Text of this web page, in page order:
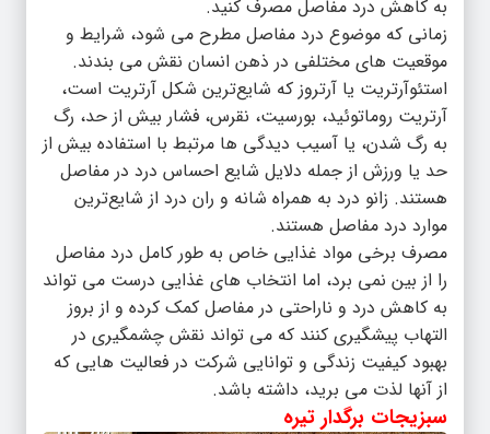
به کاهش درد مفاصل مصرف کنید.
زمانی که موضوع درد مفاصل مطرح می شود، شرایط و
موقعیت های مختلفی در ذهن انسان نقش می بندند.
استئوآرتریت یا آرتروز که شایع‌ترین شکل آرتریت است،
آرتریت روماتوئید، بورسیت، نقرس، فشار بیش از حد، رگ
به رگ شدن، یا آسیب دیدگی ها مرتبط با استفاده بیش از
حد یا ورزش از جمله دلایل شایع احساس درد در مفاصل
هستند. زانو درد به همراه شانه و ران درد از شایع‌ترین
موارد درد مفاصل هستند.
مصرف برخی مواد غذایی خاص به طور کامل درد مفاصل
را از بین نمی برد، اما انتخاب های غذایی درست می تواند
به کاهش درد و ناراحتی در مفاصل کمک کرده و از بروز
التهاب پیشگیری کنند که می تواند نقش چشمگیری در
بهبود کیفیت زندگی و توانایی شرکت در فعالیت هایی که
از آنها لذت می برید، داشته باشد.
سبزیجات برگدار تیره